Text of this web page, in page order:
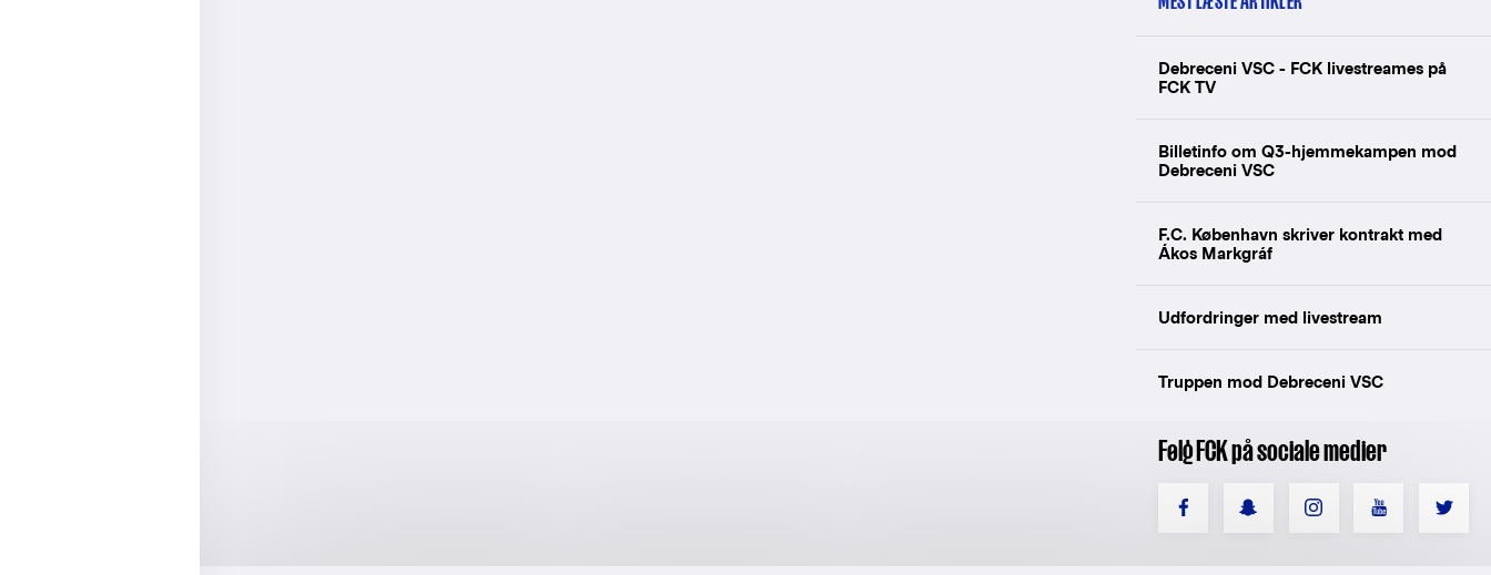
Debreceni VSC - FCK livestreames på
FCK TV
Billetinfo om Q3-hjemmekampen mod
Debreceni VSC
F.C. København skriver kontrakt med
Ákos Markgráf
Udfordringer med livestream
Truppen mod Debreceni VSC
Følg FCK på sociale medier